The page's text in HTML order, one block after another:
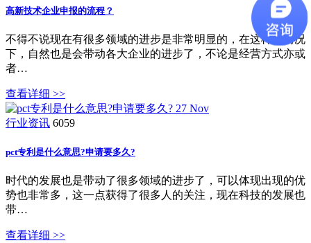
高新技术企业申报的流程？
不得不说现在有很多领域的进步是非常明显的，在这样的情况
下，自然也是会带动各大企业的进步了，不论是经营方式亦或
者…
查看详细 >>
27 Nov
行业资讯 6059
pct专利是什么意思?申请要多久?
时代的发展也是带动了很多领域的进步了，可以体现出现的优
势也非常多，这一点获得了很多人的关注，现在科技的发展也
带…
查看详细 >>